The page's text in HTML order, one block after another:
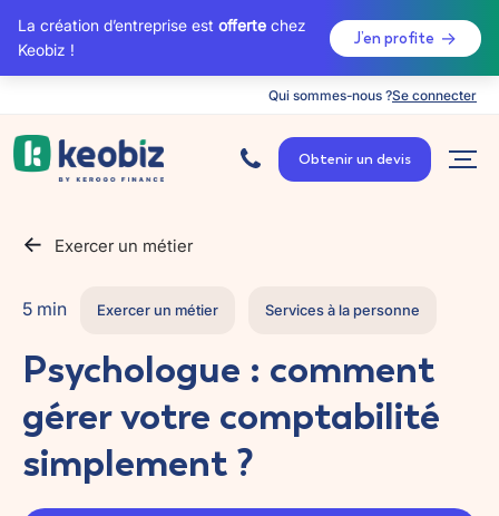
La création d’entreprise est offerte chez
Keobiz !
J’en profite
Qui sommes-nous ?Se connecter
c
c
u
l
Obtenir un devis
Exercer un métier
5 min Exercer un métier Services à la personne
Psychologue : comment
gérer votre comptabilité
simplement ?